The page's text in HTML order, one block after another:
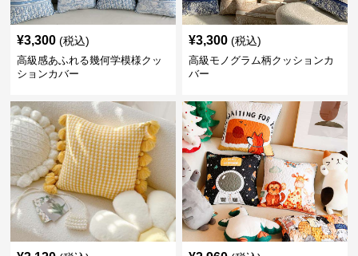
¥3,300 (税込)
高級感あふれる幾何学模様クッ
ションカバー
¥3,300 (税込)
高級モノグラム柄クッションカ
バー